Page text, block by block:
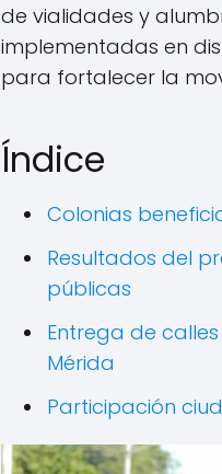
de vialidades y
implementadas en
para fortalecer la
Índice
Colonias
Resultados del
públicas
Entrega de
Mérida
Participación